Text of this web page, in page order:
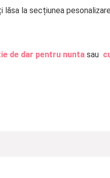
la secțiunea
de dar pentru nuntasau